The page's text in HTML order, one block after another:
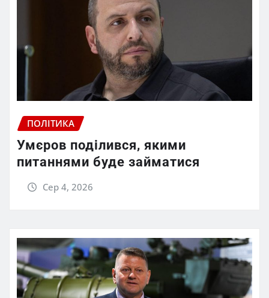
ПОЛІТИКА
Умєров поділився, якими
питаннями буде займатися
Сер 4, 2026